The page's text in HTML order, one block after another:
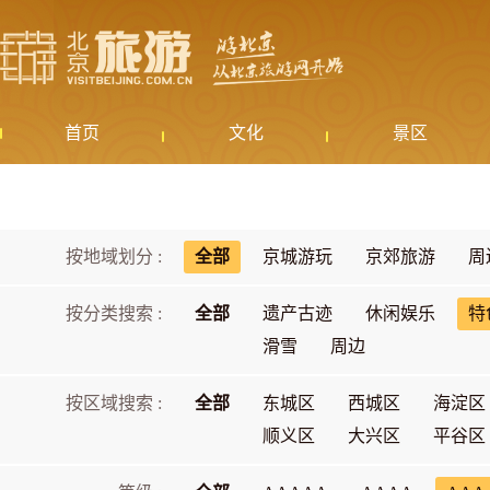
首页 文化 景区
按地域划分 : 全部 京城游玩 京郊旅游 周
按分类搜索 : 全部 遗产古迹 休闲娱乐
特
滑雪
周边
按区域搜索 : 全部 东城区 西城区
海淀区
顺义区
大兴区 平谷区